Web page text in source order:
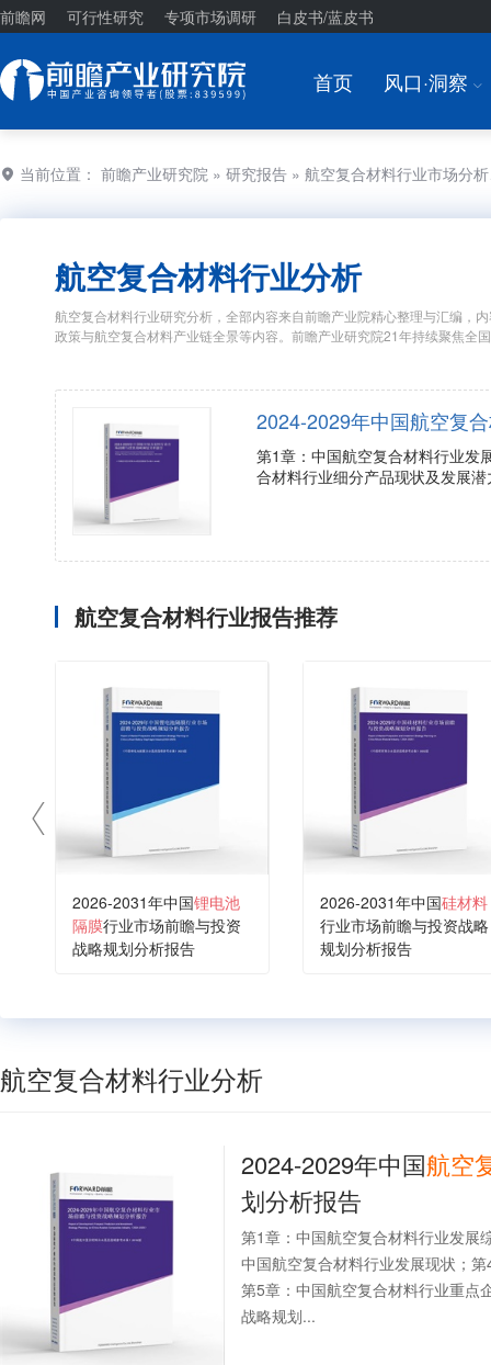
前瞻网 可行性研究 专项市场调研 白皮书/蓝皮书
首页 风口·洞察 I
当前位置： 前瞻产业研究院 » 研究报告 » 航空复合材料行业市场分
航空复合材料行业分析
航空复合材料行业研究分析，全部内容来自前瞻产业院精心整理与汇编，
政策与航空复合材料产业链全景等内容。前瞻产业研究院21年持续聚焦全
2024-2029年中国航空复
第1章：中国航空复合材料行业发
合材料行业细分产品现状及发展
航空复合材料行业报告推荐
2026-2031年中国锂电池
隔膜行业市场前瞻与投资
战略规划分析报告
2026-2031年中国硅材料
行业市场前瞻与投资战略
规划分析报告
航空复合材料行业分析
2024-2029年中国航空
划分析报告
第1章：中国航空复合材料行业发展
中国航空复合材料行业发展现状；
第5章：中国航空复合材料行业重点
战略规划...